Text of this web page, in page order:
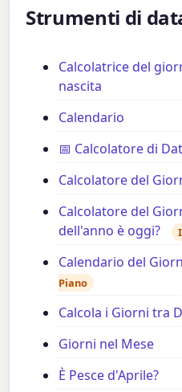
Strumenti di
Calcolatrice del
nascita
Calendario
📅 Calcolatore di
Calcolatore del
Calcolatore del
dell'anno è oggi?
Calendario del
Piano
Calcola i Giorni tra
Giorni nel Mese
È Pesce d'Aprile?